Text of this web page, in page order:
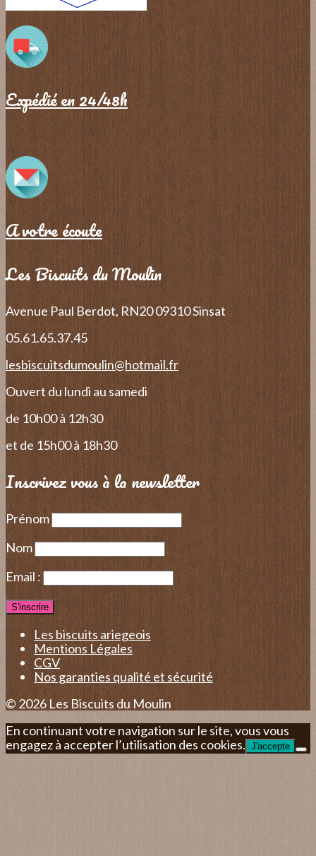
Expédié en 24/48h
A votre écoute
Les Biscuits du Moulin
Avenue Paul Berdot, RN2009310 Sinsat
05.61.65.37.45
lesbiscuitsdumoulin@hotmail.fr
Ouvert du lundi au samedi
de 10h00 à 12h30
et de 15h00 à 18h30
Inscrivez vous à la newsletter
Prénom
Nom
Email :
Les biscuits ariegeois
Mentions Légales
CGV
Nos garanties qualité et sécurité
© 2026 Les Biscuits du Moulin
En continuant votre navigation sur le site, vous vous
engagez à accepter l’utilisation des cookies. J'accepte